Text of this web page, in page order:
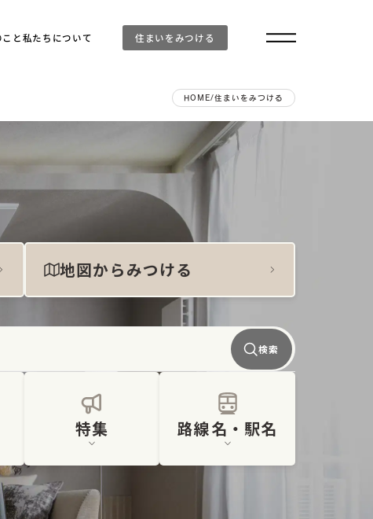
と
を便利にすること」にかけてはオタク級です
ンでシェアするという発想で考えました
と感じるのには秘密があります
染められるキャンバスを用意しています
た時の「はじめまして」をサポートします
い”を形にした意欲的なマンションもあります
に寄り添うのがモットーです
私たちについて 住まいをみつける
HOME/住まいをみつける
地図からみつける
検索
特集 路線名・駅名